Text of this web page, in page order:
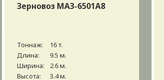
Зерновоз МАЗ-6501А8
Тоннаж:
16 т.
Длина:
9.5 м.
Ширина:
2.6 м.
Высота:
3.4 м.